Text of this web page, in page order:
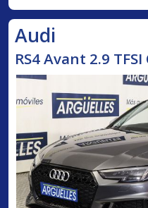
Audi
RS4 Avant 2.9